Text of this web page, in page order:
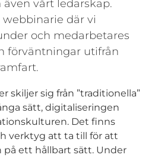
vårt ledarskap.
där vi
och medarbetares
förväntningar utifrån
skiljer sig från ”traditionella”
sätt, digitaliseringen
Det finns
verktyg att ta till för att
på ett hållbart sätt. Under